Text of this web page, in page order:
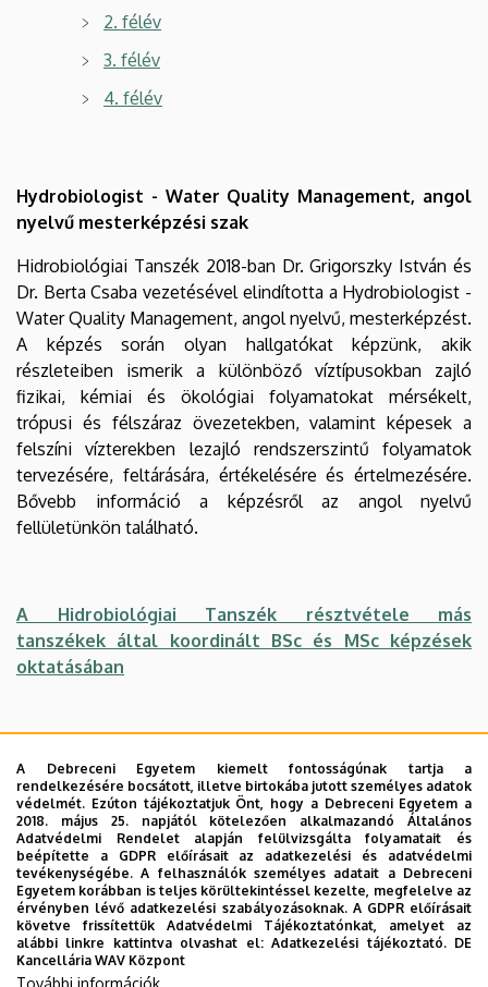
2. félév
3. félév
4. félév
Hydrobiologist - Water Quality Management, angol
nyelvű mesterképzési szak
Hidrobiológiai Tanszék 2018-ban Dr. Grigorszky István és
Dr. Berta Csaba vezetésével elindította a Hydrobiologist -
Water Quality Management, angol nyelvű, mesterképzést.
A képzés során olyan hallgatókat képzünk, akik
részleteiben ismerik a különböző víztípusokban zajló
fizikai, kémiai és ökológiai folyamatokat mérsékelt,
trópusi és félszáraz övezetekben, valamint képesek a
felszíni vízterekben lezajló rendszerszintű folyamatok
tervezésére, feltárására, értékelésére és értelmezésére.
Bővebb információ a képzésről az angol nyelvű
fellületünkön található.
A Hidrobiológiai Tanszék résztvétele más
tanszékek által koordinált BSc és MSc képzések
oktatásában
Hidrobiológus MSc diplomamunka
követelmények
Hidrobiológus MSc záróvizsga tételek
Tantárgyi tematikák
A BSc záróvizsga és szakdolgozati
követelmények
A Debreceni Egyetem kiemelt fontosságúnak tartja a
rendelkezésére bocsátott, illetve birtokába jutott személyes adatok
védelmét. Ezúton tájékoztatjuk Önt, hogy a Debreceni Egyetem a
2018. május 25. napjától kötelezően alkalmazandó Általános
Adatvédelmi Rendelet alapján felülvizsgálta folyamatait és
beépítette a GDPR előírásait az adatkezelési és adatvédelmi
tevékenységébe. A felhasználók személyes adatait a Debreceni
Egyetem korábban is teljes körültekintéssel kezelte, megfelelve az
érvényben lévő adatkezelési szabályozásoknak. A GDPR előírásait
követve frissítettük Adatvédelmi Tájékoztatónkat, amelyet az
alábbi linkre kattintva olvashat el:Adatkezelési tájékoztató. DE
Kancellária WAV Központ
További információk